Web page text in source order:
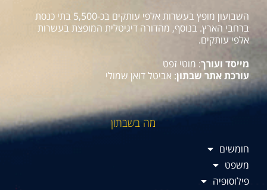
השבועון מופץ בעשרות אלפי עותקים בכ-5,500 בתי כנסת
ברחבי הארץ. בנוסף, מהדורה דיגיטלית המופצת בעשרות
אלפי עותקים.
מייסד ועורך: מוטי זפט
עורכת אתר שבתון: אביטל דואן שמולי
מה בשבתון
חומשים
משפט
פילוסופיה